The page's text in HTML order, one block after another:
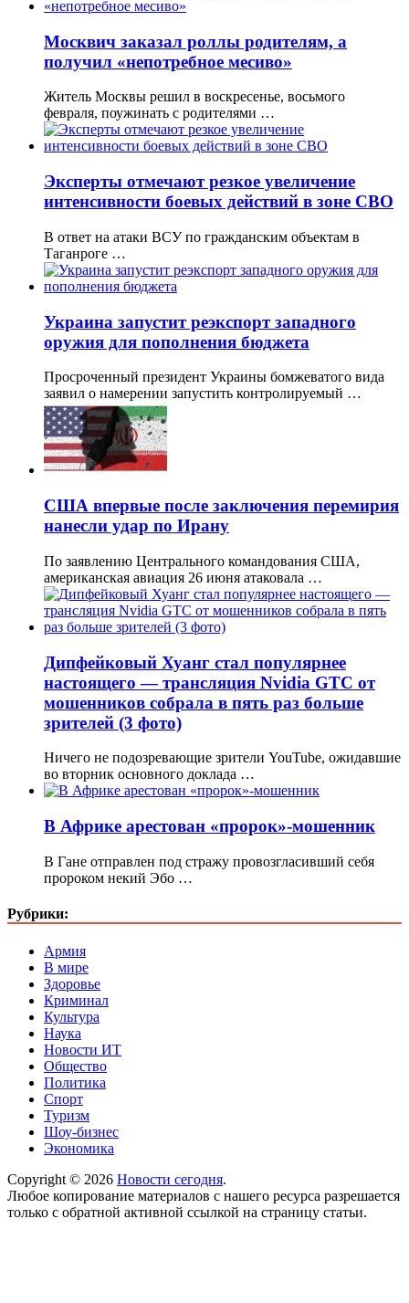
Москвич заказал роллы родителям, а
получил «непотребное месиво»
Житель Москвы решил в воскресенье, восьмого
февраля, поужинать с родителями …
Эксперты отмечают резкое увеличение
интенсивности боевых действий в зоне СВО
В ответ на атаки ВСУ по гражданским объектам в
Таганроге …
Украина запустит реэкспорт западного
оружия для пополнения бюджета
Просроченный президент Украины бомжеватого вида
заявил о намерении запустить контролируемый …
США впервые после заключения перемирия
нанесли удар по Ирану
По заявлению Центрального командования США,
американская авиация 26 июня атаковала …
Дипфейковый Хуанг стал популярнее
настоящего — трансляция Nvidia GTC от
мошенников собрала в пять раз больше
зрителей (3 фото)
Ничего не подозревающие зрители YouTube, ожидавшие
во вторник основного доклада …
В Африке арестован «пророк»-мошенник
В Гане отправлен под стражу провозгласивший себя
пророком некий Эбо …
Рубрики:
Армия
В мире
Здоровье
Криминал
Культура
Наука
Новости ИТ
Общество
Политика
Спорт
Туризм
Шоу-бизнес
Экономика
Copyright © 2026 Новости сегодня.
Любое копирование материалов с нашего ресурса разрешается
только с обратной активной ссылкой на страницу статьи.